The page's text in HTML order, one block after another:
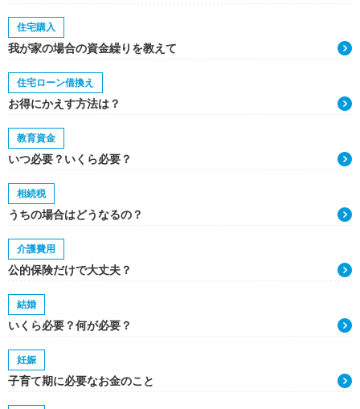
住宅購入
我が家の場合の資金繰りを教えて
住宅ローン借換え
お得にかえす方法は？
教育資金
いつ必要？いくら必要？
相続税
うちの場合はどうなるの？
介護費用
公的保険だけで大丈夫？
結婚
いくら必要？何が必要？
妊娠
子育て期に必要なお金のこと